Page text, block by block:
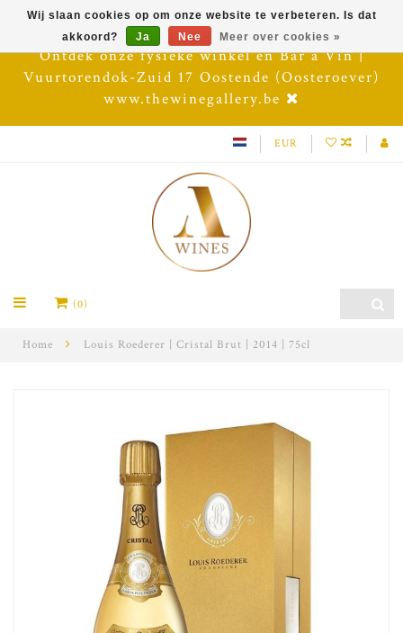
Ontdek onze fysieke winkel en Bar à Vin |
Vuurtorendok-Zuid 17 Oostende (Oosteroever)
www.thewinegallery.be
EUR
(0)
Home Louis Roederer | Cristal Brut | 2014 | 75cl
Wij slaan cookies op om onze website te verbeteren. Is dat
akkoord?
Ja Nee Meer over cookies »